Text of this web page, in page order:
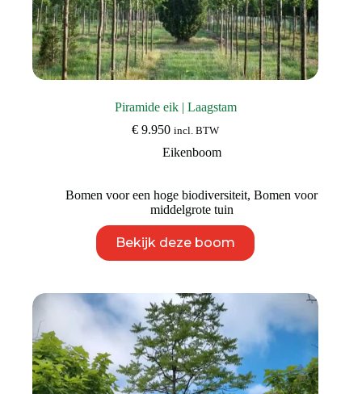
Piramide eik | Laagstam
€ 9.950 incl. BTW
Eikenboom
Bomen voor een hoge biodiversiteit,Bomen voor
middelgrote tuin
Bekijk deze boom
product
heeft
Deze
optie
kan
gekozen
worden
op
de